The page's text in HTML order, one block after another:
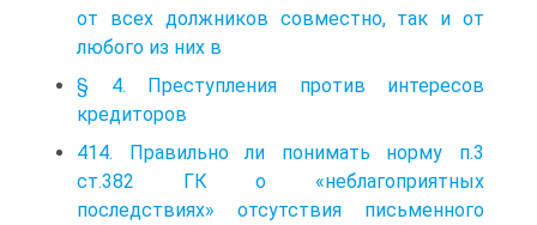
от всех должников совместно, так и от
любого из них в
§ 4. Преступления против интересов
кредиторов
414. Правильно ли понимать норму п.3
ст.382 ГК о «неблагоприятных
последствиях» отсутствия письменного